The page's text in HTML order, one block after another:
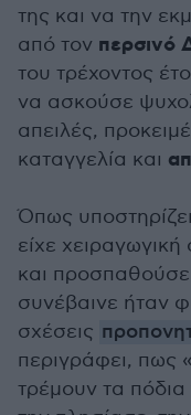
της και να την
από τον περσινό
του τρέχοντος
να ασκούσε
απειλές,
καταγγελία και
Όπως
είχε
και προσπαθούσε
συνέβαινε ήταν
σχέσεις
περιγράφει, πως
τρέμουν τα